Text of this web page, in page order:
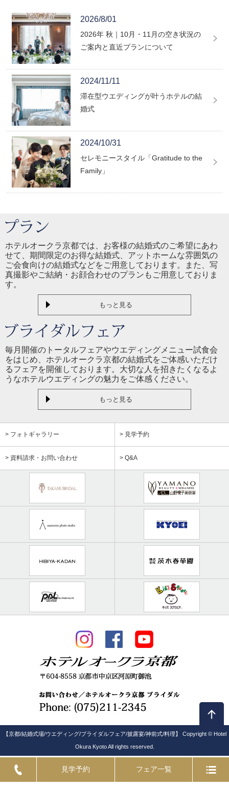
見学予約 フェア一覧
2026/8/01
2026年 秋｜10月・11月の空き状況の
ご案内と直近プランについて
2024/11/11
滞在型ウエディングが叶うホテルの結
婚式
2024/10/31
セレモニースタイル「Gratitude to the
Family」
ホテルオークラ京都では、お客様の結婚式のご希望にあわ
せて、期間限定のお得な結婚式、アットホームな雰囲気の
ご会食向けの結婚式などをご用意しております。また、写
真撮影やご結納・お顔合わせのプランもご用意しておりま
す。
もっと見る
毎月開催のトータルフェアやウエディングメニュー試食会
をはじめ、ホテルオークラ京都の結婚式をご体感いただけ
るフェアを開催しております。大切な人を招きたくなるよ
うなホテルウエディングの魅力をご体感ください。
もっと見る
> フォトギャラリー > 見学予約
> 資料請求・お問い合わせ > Q&A
【京都/結婚式場/ウエディング/ブライダルフェア/披露宴/神前式/料理】 Copyright © Hotel
Okura Kyoto All rights reserved.